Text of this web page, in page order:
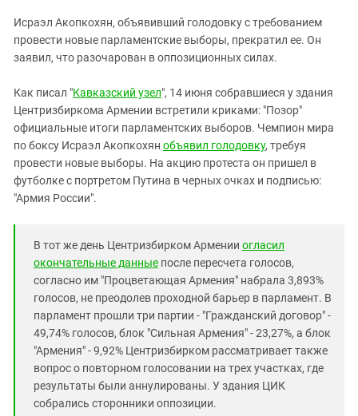
КАВКАЗ ЗА ПАЛЕСТИНУ
ИНАКОМЫСЛИЕ В ЧЕЧНЕ
ПРЕСЛЕДОВАНИЕ АКТИВИСТОВ
Ингушетия
Кабардино-Балкария
Калмыкия
Карачаево-Черкесия
Краснодарский край
Нагорный Карабах
Российская Федерация
СКФО
Ставропольский край
Чечня
Южная Осетия
Южный Кавказ
ЮФО
Исраэл Акопкохян, объявивший голодовку с требованием
провести новые парламентские выборы, прекратил ее. Он
заявил, что разочарован в оппозиционных силах.
Как писал "Кавказский узел", 14 июня собравшиеся у здания
Центризбиркома Армении встретили криками: "Позор"
официальные итоги парламентских выборов. Чемпион мира
по боксу Исраэл Акопкохян объявил голодовку, требуя
провести новые выборы. На акцию протеста он пришел в
футболке с портретом Путина в черных очках и подписью:
"Армия России".
В тот же день Центризбирком Армении огласил
окончательные данные после пересчета голосов,
согласно им "Процветающая Армения" набрала 3,893%
голосов, не преодолев проходной барьер в парламент. В
парламент прошли три партии - "Гражданский договор" -
49,74% голосов, блок "Сильная Армения" - 23,27%, а блок
"Армения" - 9,92% Центризбирком рассматривает также
вопрос о повторном голосовании на трех участках, где
результаты были аннулированы. У здания ЦИК
собрались сторонники оппозиции.